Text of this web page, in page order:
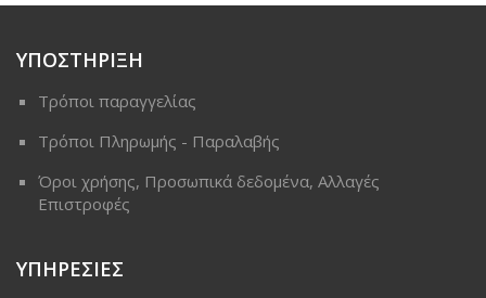
ΥΠΟΣΤΗΡΙΞΗ
Τρόποι παραγγελίας
Τρόποι Πληρωμής - Παραλαβής
Όροι χρήσης, Προσωπικά δεδομένα, Αλλαγές
Επιστροφές
ΥΠΗΡΕΣΙΕΣ